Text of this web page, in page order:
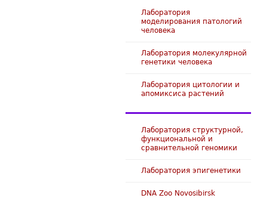
Лаборатория
моделирования патологий
человека
Лаборатория молекулярной
генетики человека
Лаборатория цитологии и
апомиксиса растений
Лаборатория структурной,
функциональной и
сравнительной геномики
Лаборатория эпигенетики
DNA Zoo Novosibirsk